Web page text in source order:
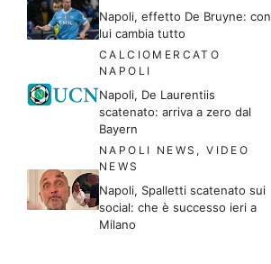
Napoli, effetto De Bruyne: con
lui cambia tutto
CALCIOMERCATO
NAPOLI
Napoli, De Laurentiis
scatenato: arriva a zero dal
Bayern
NAPOLI NEWS ,VIDEO
NEWS
Napoli, Spalletti scatenato sui
social: che è successo ieri a
Milano